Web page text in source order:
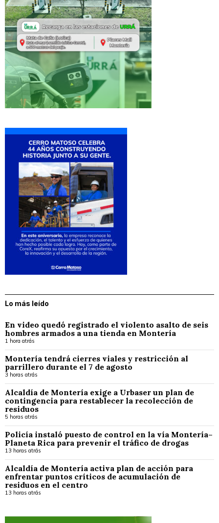
Lo más leído
En video quedó registrado el violento asalto de seis
hombres armados a una tienda en Montería
1 hora atrás
Montería tendrá cierres viales y restricción al
parrillero durante el 7 de agosto
3 horas atrás
Alcaldía de Montería exige a Urbaser un plan de
contingencia para restablecer la recolección de
residuos
5 horas atrás
Policía instaló puesto de control en la vía Montería–
Planeta Rica para prevenir el tráfico de drogas
13 horas atrás
Alcaldía de Montería activa plan de acción para
enfrentar puntos críticos de acumulación de
residuos en el centro
13 horas atrás